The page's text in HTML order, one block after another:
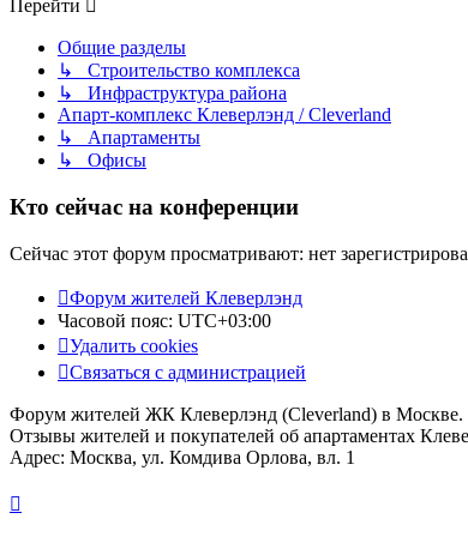
Перейти
Общие разделы
↳ Строительство комплекса
↳ Инфраструктура района
Апарт-комплекс Клеверлэнд / Cleverland
↳ Апартаменты
↳ Офисы
Кто сейчас на конференции
Сейчас этот форум просматривают: нет
Форум жителей Клеверлэнд
Часовой пояс: UTC+03:00
Удалить cookies
Связаться с администрацией
Форум жителей ЖК Клеверлэнд (Cleverland) в Москве.
Отзывы жителей и покупателей об апартаментах
Адрес: Москва, ул. Комдива Орлова, вл. 1